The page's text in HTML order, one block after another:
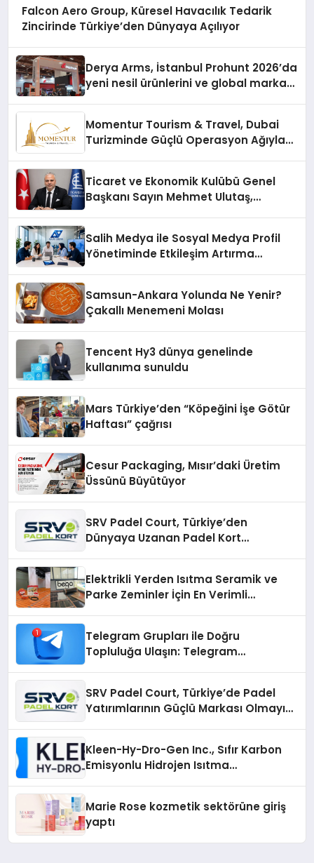
Falcon Aero Group, Küresel Havacılık Tedarik
Zincirinde Türkiye’den Dünyaya Açılıyor
Derya Arms, İstanbul Prohunt 2026’da
yeni nesil ürünlerini ve global marka
Momentur Tourism & Travel, Dubai
Turizminde Güçlü Operasyon Ağıyla
Ticaret ve Ekonomik Kulübü Genel
Başkanı Sayın Mehmet Ulutaş,
Salih Medya ile Sosyal Medya Profil
Yönetiminde Etkileşim Artırma
Samsun-Ankara Yolunda Ne Yenir?
Çakallı Menemeni Molası
Tencent Hy3 dünya genelinde
kullanıma sunuldu
Mars Türkiye’den “Köpeğini İşe Götür
Haftası” çağrısı
Cesur Packaging, Mısır’daki Üretim
Üssünü Büyütüyor
SRV Padel Court, Türkiye’den
Dünyaya Uzanan Padel Kort
Elektrikli Yerden Isıtma Seramik ve
Parke Zeminler İçin En Verimli
Telegram Grupları ile Doğru
Topluluğa Ulaşın: Telegram
SRV Padel Court, Türkiye’de Padel
Yatırımlarının Güçlü Markası Olmayı
Kleen-Hy-Dro-Gen Inc., Sıfır Karbon
Emisyonlu Hidrojen Isıtma
Marie Rose kozmetik sektörüne giriş
yaptı